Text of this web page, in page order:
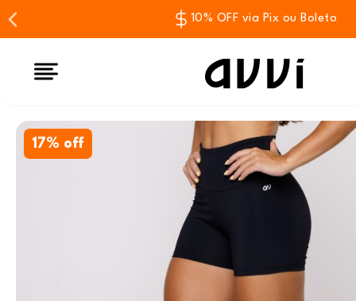
10% OFF via Pix ou Boleto
17% off